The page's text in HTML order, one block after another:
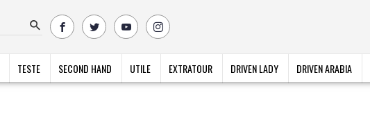
TESTE SECOND HAND UTILE EXTRATOUR DRIVEN LADY DRIVEN ARABIA